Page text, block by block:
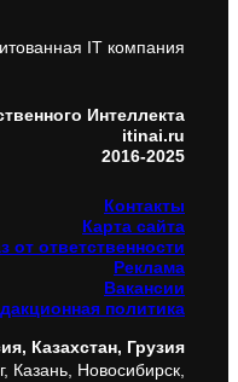
IT компания
Интеллекта
itinai.ru
2016-2025
Контакты
Карта сайта
от ответственности
Реклама
Вакансии
политика
Казахстан, Грузия
Казань, Новосибирск,